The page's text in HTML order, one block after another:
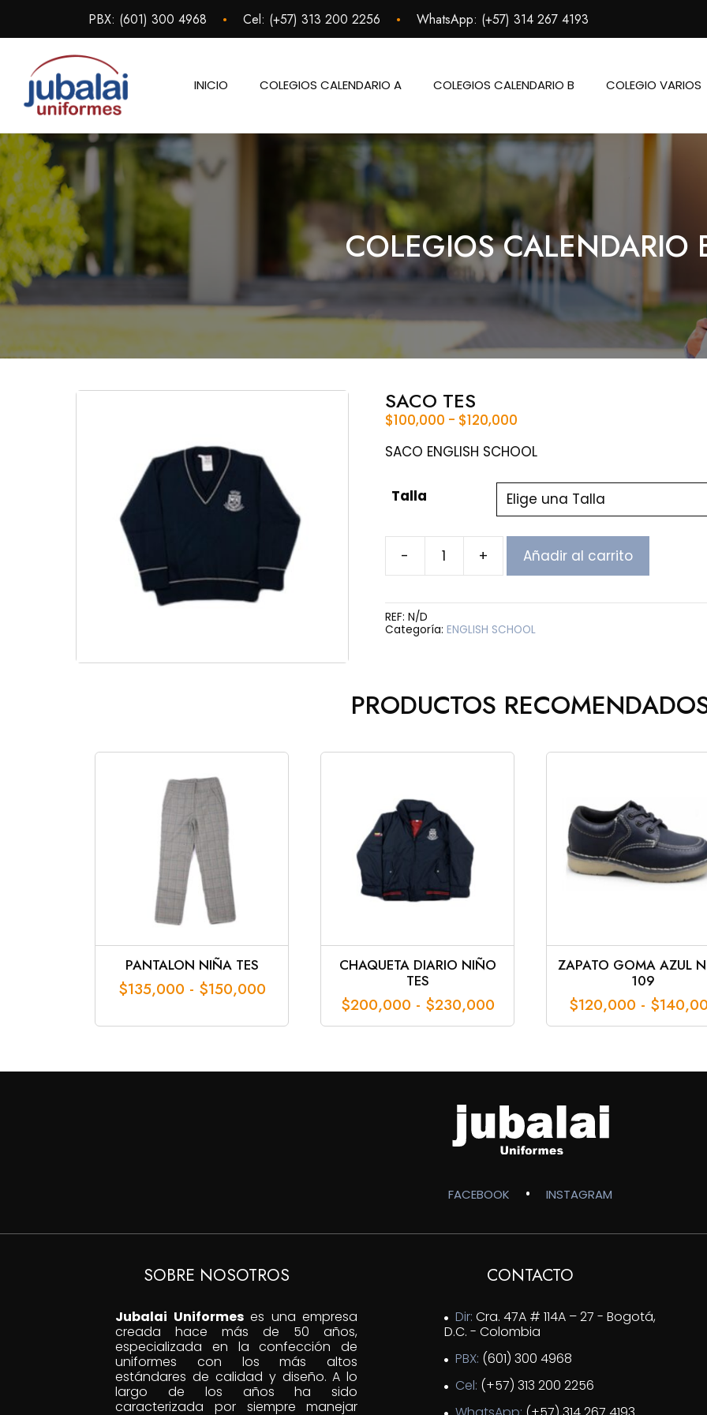
contenido
PBX: (601) 300 4968 • Cel: (+57) 313 200 2256 • WhatsApp: (+57) 314 267 4193
INICIO COLEGIOS CALENDARIO A COLEGIOS CALENDARIO B COLEGIO VARIOS
COLEGIOS CALENDARIO
SACO TES
$100,000 - $120,000Rango
precios:
$100,000
hasta
$120,000
SACO ENGLISH SCHOOL
Talla
-
SACO
TES
+ Añadir al carrito
REF: N/D
Categoría: ENGLISH SCHOOL
PRODUCTOS
PANTALON NIÑA TES
$135,000 - $150,000Rango
precios:
hasta
CHAQUETA DIARIO NIÑO
TES
$200,000 - $230,000Rango
de
$200,000
$230,000
ZAPATO GOMA AZUL
109
$120,000 - $
FACEBOOK • INSTAGRAM
SOBRE NOSOTROS
Jubalai Uniformeses una empresa
creada hace más de 50 años,
especializada en la confección de
uniformes con los más altos
estándares de calidad y diseño. A lo
largo de los años ha sido
caracterizada por siempre manejar
CONTACTO
Dir: Cra. 47A # 114A – 27 - Bogotá,
D.C. - Colombia
PBX: (601) 300 4968
Cel: (+57) 313 200 2256